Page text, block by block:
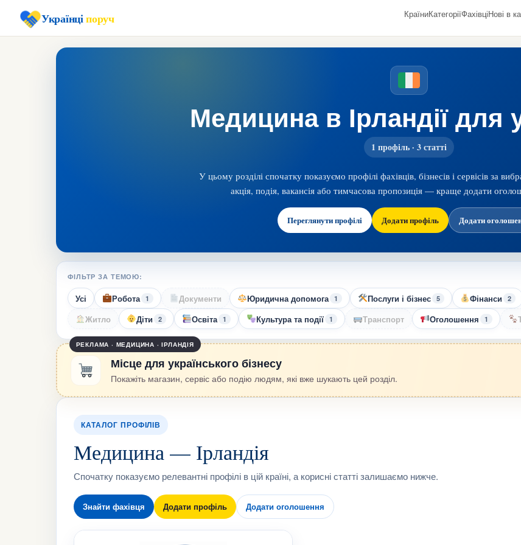
Українціпоруч КраїниКатегоріїФахівціНові в
Медицина в Ірландії для
1 профіль · 3 статті
У цьому розділі спочатку показуємо профілі фахівців, бізнесів і сервісів за
акція, подія, вакансія або тимчасова пропозиція — краще додати
Переглянути профілі Додати профіль Додати
ФІЛЬТР ЗА ТЕМОЮ:
Усі Робота 1 Документи Юридична допомога 1 Послуги і бізнес 5 Фінанси 2
Житло Діти 2 Освіта 1 Культура та події 1 Транспорт Оголошення 1
РЕКЛАМА · МЕДИЦИНА · ІРЛАНДІЯ
Місце для українського бізнесу
Покажіть магазин, сервіс або подію людям, які вже шукають цей розділ.
КАТАЛОГ ПРОФІЛІВ
Медицина — Ірландія
Спочатку показуємо релевантні профілі в цій країні, а корисні статті залишаємо нижче.
Знайти фахівця Додати профіль Додати оголошення